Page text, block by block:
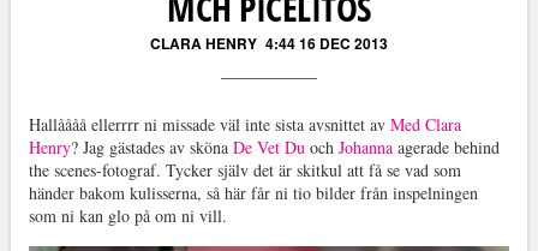
CLARA HENRY 4:44 16 DEC 2013
Hallåååå ellerrrr ni missade väl inte sista avsnittet av Med Clara
Henry? Jag gästades av sköna De Vet Du och Johannaagerade behind
the scenes-fotograf. Tycker själv det är skitkul att få se vad som
händer bakom kulisserna, så här får ni tio bilder från inspelningen
som ni kan glo på om ni vill.